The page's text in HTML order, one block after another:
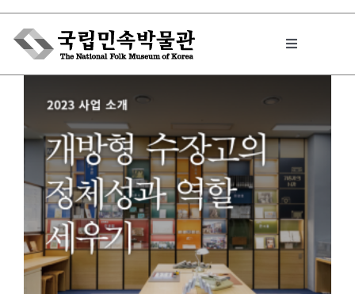
Skip
content
Toggle
박물관에서는
민속이야기
민속 인사이드